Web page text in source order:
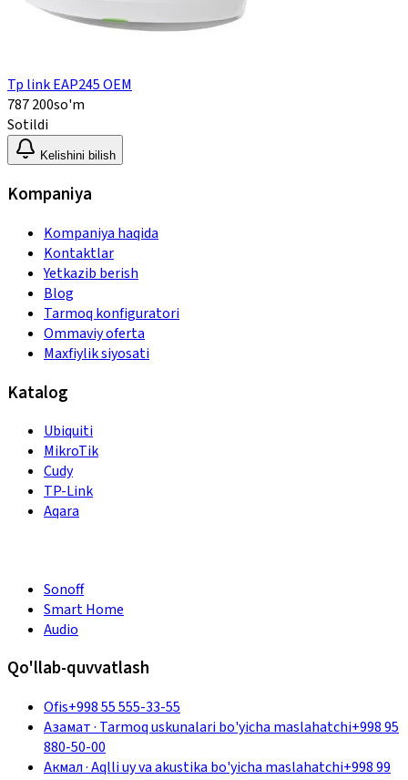
Tp link EAP245 OEM
787 200so'm
Sotildi
Kelishini bilish
Kompaniya
Kompaniya haqida
Kontaktlar
Yetkazib berish
Blog
Tarmoq konfiguratori
Ommaviy oferta
Maxfiylik siyosati
Katalog
Ubiquiti
MikroTik
Cudy
TP-Link
Aqara
Sonoff
Smart Home
Audio
Qo'llab-quvvatlash
Ofis+998 55 555-33-55
Азамат· Tarmoq uskunalari bo'yicha maslahatchi+998 95
880-50-00
Акмал·Aqlli uy va akustika bo'yicha maslahatchi+998 99